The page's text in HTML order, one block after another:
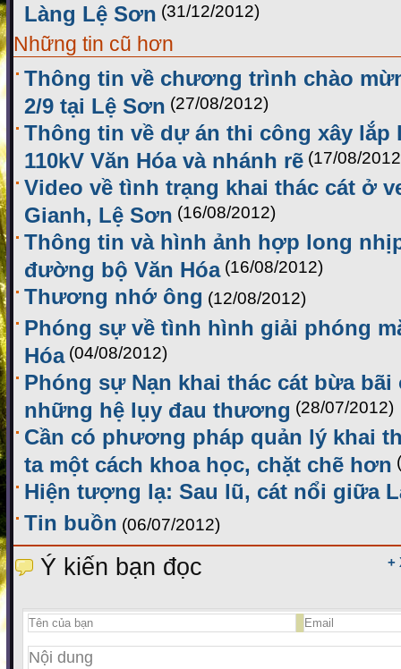
Làng Lệ Sơn (31/12/2012)
Những tin cũ hơn
Thông tin về chương trình chào
2/9 tại Lệ Sơn (27/08/2012)
Thông tin về dự án thi công xây lắp
110kV Văn Hóa và nhánh rẽ (17/08/
Video về tình trạng khai thác cát ở
Gianh, Lệ Sơn (16/08/2012)
Thông tin và hình ảnh hợp long
đường bộ Văn Hóa (16/08/2012)
Thương nhớ ông (12/08/2012)
Phóng sự về tình hình giải phóng
Hóa (04/08/2012)
Phóng sự Nạn khai thác cát bừa bãi
những hệ lụy đau thương (28/07/2012)
Cần có phương pháp quản lý khai
ta một cách khoa học, chặt chẽ hơn
Hiện tượng lạ: Sau lũ, cát nổi giữa
Tin buồn (06/07/2012)
+
Ý kiến bạn đọc